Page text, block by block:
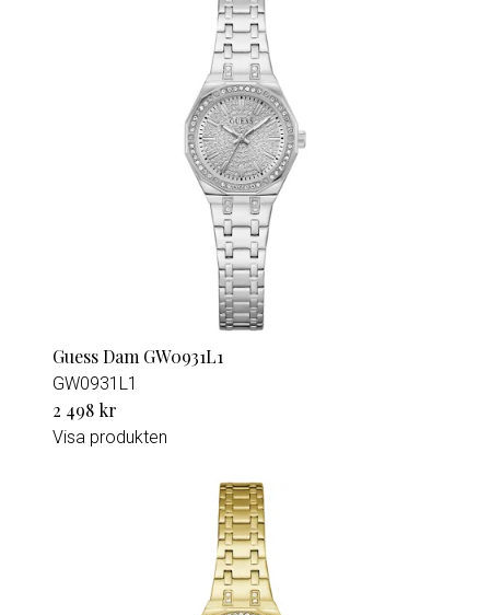
Guess Dam GW0931L1
GW0931L1
2 498 kr
Visa produkten